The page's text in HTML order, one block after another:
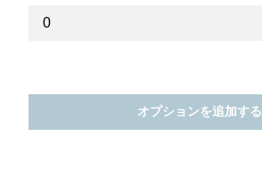
オプションを追加する